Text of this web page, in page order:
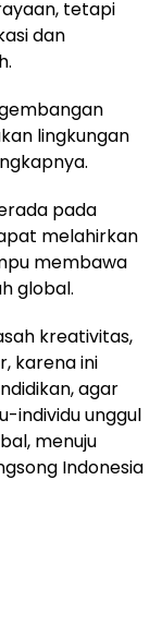
tetapi
dan
lingkungan
pada
melahirkan
membawa
global.
kreativitas,
karena ini
agar
individu unggul
menuju
Indonesia